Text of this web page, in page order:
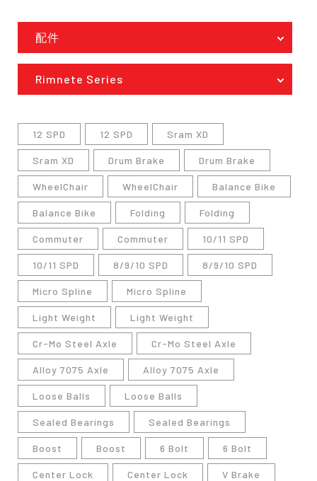
配件
Rimnete Series
12 SPD 12 SPD Sram XD
Sram XD Drum Brake Drum Brake
WheelChair WheelChair Balance Bike
Balance Bike Folding Folding
Commuter Commuter 10/11 SPD
10/11 SPD 8/9/10 SPD 8/9/10 SPD
Micro Spline Micro Spline
Light Weight Light Weight
Cr-Mo Steel Axle Cr-Mo Steel Axle
Alloy 7075 Axle Alloy 7075 Axle
Loose Balls Loose Balls
Sealed Bearings Sealed Bearings
Boost Boost 6 Bolt 6 Bolt
Center Lock Center Lock V Brake